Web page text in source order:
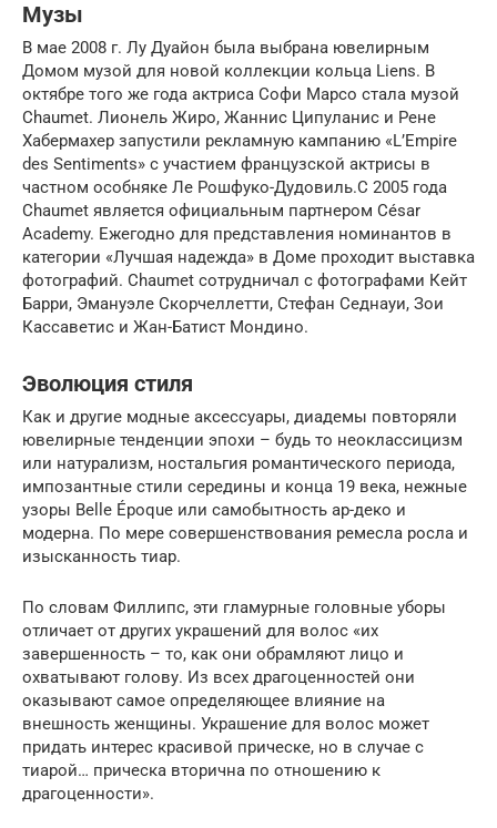
Музы
В мае 2008 г. Лу Дуайон была выбрана ювелирным
Домом музой для новой коллекции кольца Liens. В
октябре того же года актриса Софи Марсо стала музой
Chaumet. Лионель Жиро, Жаннис Ципуланис и Рене
Хабермахер запустили рекламную кампанию «L’Empire
des Sentiments» с участием французской актрисы в
частном особняке Ле Рошфуко-Дудовиль.С 2005 года
Chaumet является официальным партнером César
Academy. Ежегодно для представления номинантов в
категории «Лучшая надежда» в Доме проходит выставка
фотографий. Chaumet сотрудничал с фотографами Кейт
Барри, Эмануэле Скорчеллетти, Стефан Седнауи, Зои
Кассаветис и Жан-Батист Мондино.
Эволюция стиля
Как и другие модные аксессуары, диадемы повторяли
ювелирные тенденции эпохи – будь то неоклассицизм
или натурализм, ностальгия романтического периода,
импозантные стили середины и конца 19 века, нежные
узоры Belle Époque или самобытность ар-деко и
модерна. По мере совершенствования ремесла росла и
изысканность тиар.
По словам Филлипс, эти гламурные головные уборы
отличает от других украшений для волос «их
завершенность – то, как они обрамляют лицо и
охватывают голову. Из всех драгоценностей они
оказывают самое определяющее влияние на
внешность женщины. Украшение для волос может
придать интерес красивой прическе, но в случае с
тиарой… прическа вторична по отношению к
драгоценности».